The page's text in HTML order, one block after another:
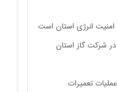
امنیت انرژی استان است
در شرکت گاز استان
اجرای بیش از ۸ هزار و820 عملیات تعمیرات